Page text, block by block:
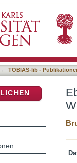
→ TOBIAS-lib -